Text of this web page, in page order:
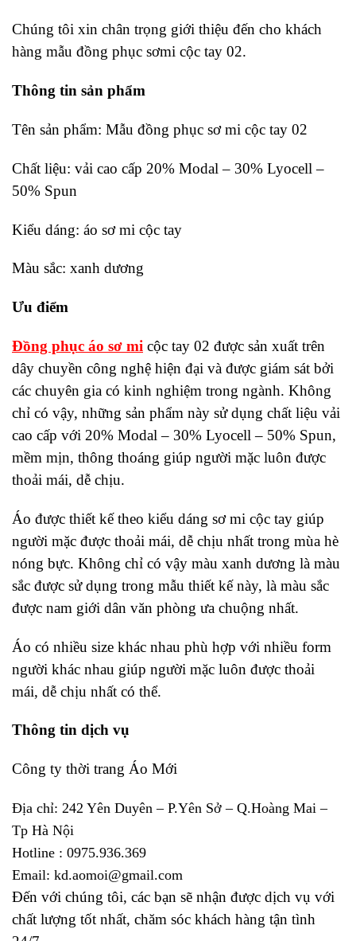
Chúng tôi xin chân trọng giới thiệu đến cho khách
hàng mẫu đồng phục sơmi cộc tay 02.
Thông tin sản phẩm
Tên sản phẩm: Mẫu đồng phục sơ mi cộc tay 02
Chất liệu: vải cao cấp 20% Modal – 30% Lyocell –
50% Spun
Kiểu dáng: áo sơ mi cộc tay
Màu sắc: xanh dương
Ưu điểm
Đồng phục áo sơ mi cộc tay 02 được sản xuất trên
dây chuyền công nghệ hiện đại và được giám sát bởi
các chuyên gia có kinh nghiệm trong ngành. Không
chỉ có vậy, những sản phẩm này sử dụng chất liệu vải
cao cấp với 20% Modal – 30% Lyocell – 50% Spun,
mềm mịn, thông thoáng giúp người mặc luôn được
thoải mái, dễ chịu.
Áo được thiết kế theo kiểu dáng sơ mi cộc tay giúp
người mặc được thoải mái, dễ chịu nhất trong mùa hè
nóng bực. Không chỉ có vậy màu xanh dương là màu
sắc được sử dụng trong mẫu thiết kế này, là màu sắc
được nam giới dân văn phòng ưa chuộng nhất.
Áo có nhiều size khác nhau phù hợp với nhiều form
người khác nhau giúp người mặc luôn được thoải
mái, dễ chịu nhất có thể.
Thông tin dịch vụ
Công ty thời trang Áo Mới
Địa chỉ: 242 Yên Duyên – P.Yên Sở – Q.Hoàng Mai –
Tp Hà Nội
Hotline : 0975.936.369
Email: kd.aomoi@gmail.com
Đến với chúng tôi, các bạn sẽ nhận được dịch vụ với
chất lượng tốt nhất, chăm sóc khách hàng tận tình